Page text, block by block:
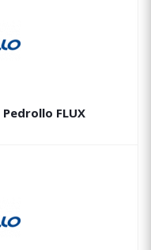
FLUX